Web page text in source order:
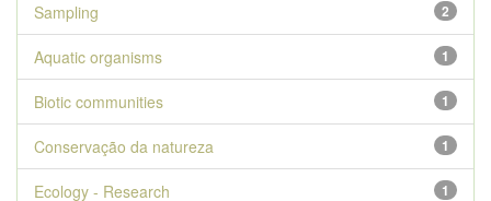
2
Sampling
1
Aquatic organisms
1
Biotic communities
1
Conservação da natureza
1
Ecology - Research